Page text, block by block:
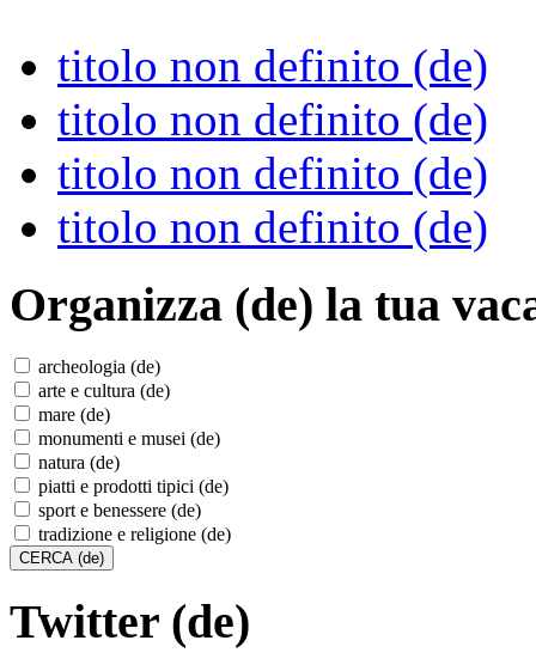
titolo non definito (de)
titolo non definito (de)
titolo non definito (de)
titolo non definito (de)
Organizza (de) la tua
archeologia (de)
arte e cultura (de)
mare (de)
monumenti e musei (de)
natura (de)
piatti e prodotti tipici (de)
sport e benessere (de)
tradizione e religione (de)
Twitter (de)